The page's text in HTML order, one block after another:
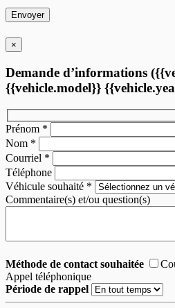
×
Demande d’informations
{{vehicle.model}}
Prénom *
Nom *
Courriel *
Téléphone
Véhicule souhaité *
Commentaire(s) et/ou question(s)
Méthode de contact souhaitée
Appel téléphonique
Période de rappel